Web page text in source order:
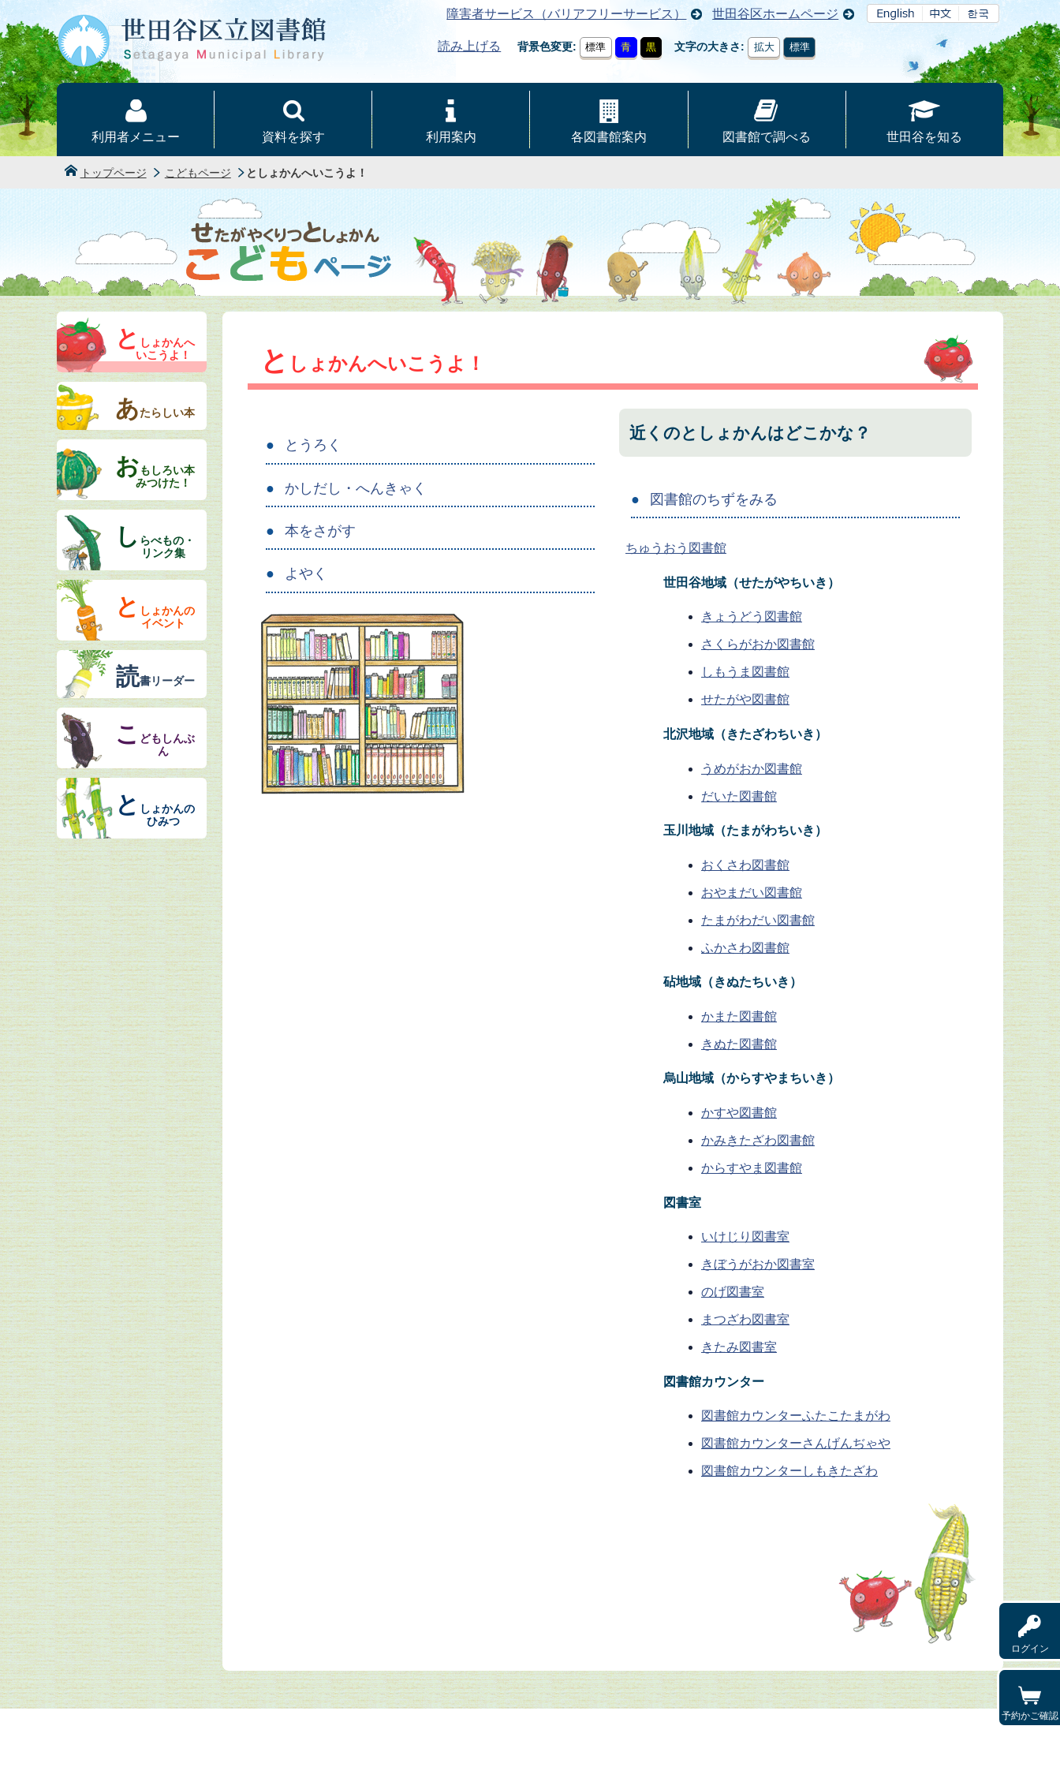
本文へ
障害者サービス（バリアフリーサービス） 世田谷区ホームページ
読み上げる 背景色変更 標準 青 黒 文字の大きさ 拡大 標準
ログイン
予約かご確認
利用者メニュー 資料を探す 利用案内 各図書館案内 図書館で調べる 世田谷を知る
トップページ こどもページ としょかんへいこうよ！
と しょかんへいこうよ！
とうろく
かしだし・へんきゃく
本をさがす
よやく
近くのとしょかんはどこかな？
図書館のちずをみる
ちゅうおう図書館
世田谷地域（せたがやちいき）
きょうどう図書館
さくらがおか図書館
しもうま図書館
せたがや図書館
北沢地域（きたざわちいき）
うめがおか図書館
だいた図書館
玉川地域（たまがわちいき）
おくさわ図書館
おやまだい図書館
たまがわだい図書館
ふかさわ図書館
砧地域（きぬたちいき）
かまた図書館
きぬた図書館
烏山地域（からすやまちいき）
かすや図書館
かみきたざわ図書館
からすやま図書館
図書室
いけじり図書室
きぼうがおか図書室
のげ図書室
まつざわ図書室
きたみ図書室
図書館カウンター
図書館カウンターふたこたまがわ
図書館カウンターさんげんぢゃや
図書館カウンターしもきたざわ
と しょかんへ
いこうよ！
あたらしい本
おもしろい本
みつけた！
し らべもの・
リンク集
と しょかんの
イベント
読書リーダー
こ どもしんぶ
ん
と しょかんの
ひみつ